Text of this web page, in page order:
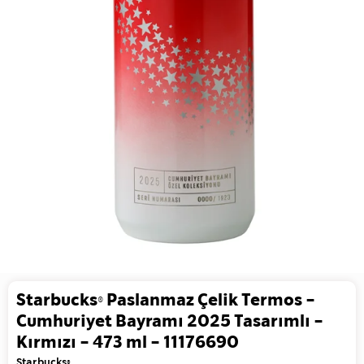
Starbucks® Paslanmaz Çelik Termos -
Cumhuriyet Bayramı 2025 Tasarımlı -
Kırmızı - 473 ml - 11176690